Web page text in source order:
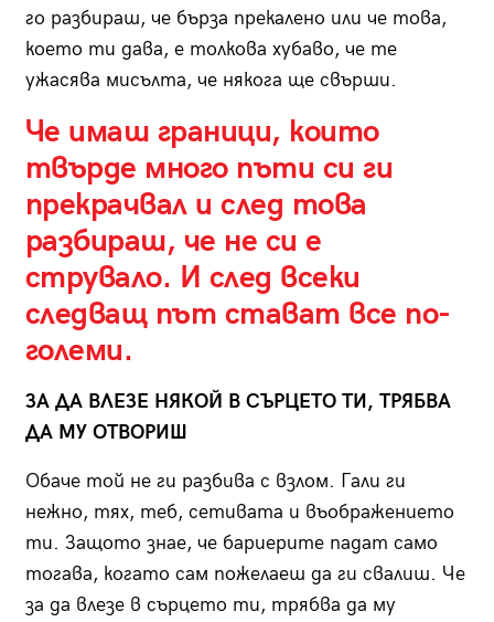
го разбираш, че бърза прекалено или че това,
което ти дава, е толкова хубаво, че те
ужасява мисълта, че някога ще свърши.
Че имаш граници, които
твърде много пъти си ги
прекрачвал и след това
разбираш, че не си е
струвало. И след всеки
следващ път стават все по-
големи.
ЗА ДА ВЛЕЗЕ НЯКОЙ В СЪРЦЕТО ТИ, ТРЯБВА
ДА МУ ОТВОРИШ
Обаче той не ги разбива с взлом. Гали ги
нежно, тях, теб, сетивата и въображението
ти. Защото знае, че бариерите падат само
тогава, когато сам пожелаеш да ги свалиш. Че
за да влезе в сърцето ти, трябва да му